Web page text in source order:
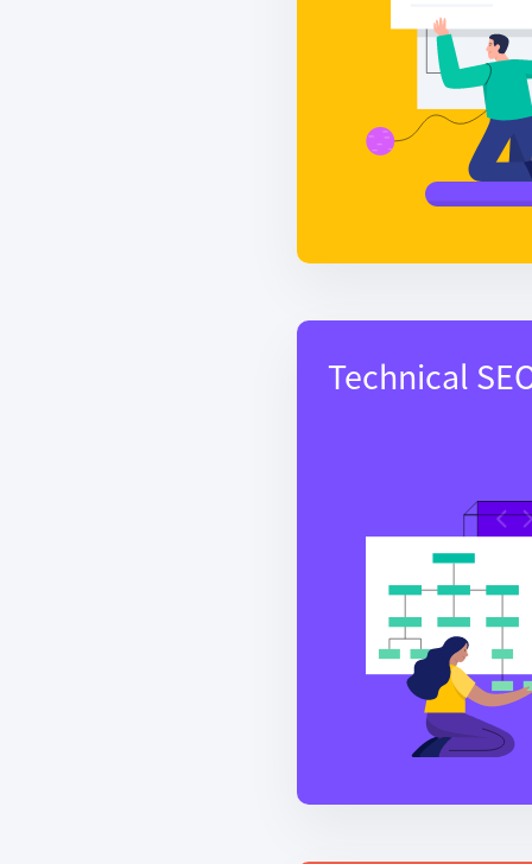
Technical